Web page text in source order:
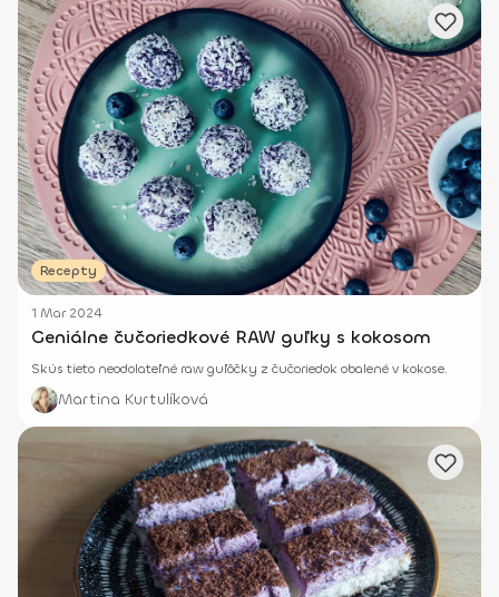
Recepty
1 Mar 2024
Geniálne čučoriedkové RAW guľky s kokosom
Skús tieto neodolateľné raw guľôčky z čučoriedok obalené v kokose.
Martina Kurtulíková